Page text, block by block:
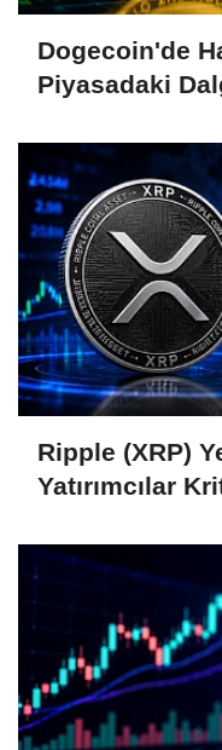
Dogecoin'de
Piyasadaki
Ripple (XRP)
Yatırımcılar